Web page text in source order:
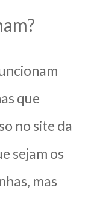
que
no site da
sejam os
mas